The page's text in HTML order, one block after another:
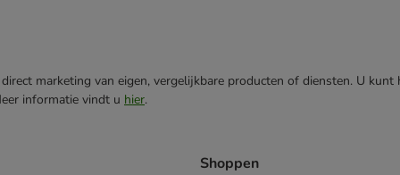
marketing van eigen, vergelijkbare producten of diensten. U
informatie vindt u hier.
Shoppen